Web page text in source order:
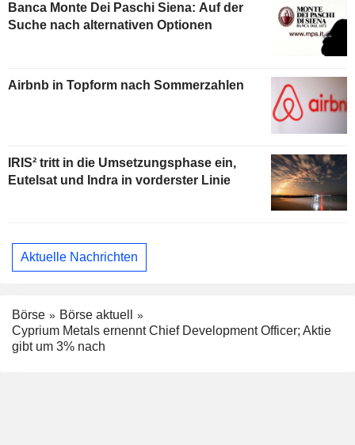
Banca Monte Dei Paschi Siena: Auf der
Suche nach alternativen Optionen
Airbnb in Topform nach Sommerzahlen
IRIS² tritt in die Umsetzungsphase ein,
Eutelsat und Indra in vorderster Linie
Aktuelle Nachrichten
Börse
Börse aktuell
Cyprium Metals ernennt Chief Development Officer; Aktie
gibt um 3% nach